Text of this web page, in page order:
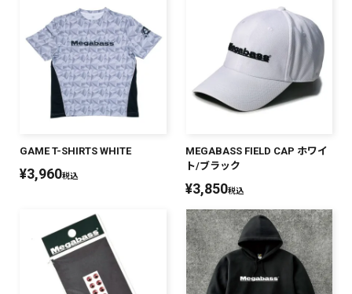
GAME T-SHIRTS WHITE
¥3,960税込
MEGABASS FIELD CAP ホワイ
ト/ブラック
¥3,850税込